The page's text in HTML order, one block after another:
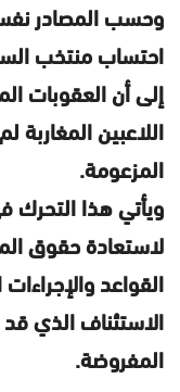
وحسب المصادر
احتساب منتخب
إلى أن العقوبات
اللاعبين المغاربة
المزعومة.
ويأتي هذا التحرك
لاستعادة حقوق
القواعد والإجراءات
الاستئناف الذي قد
المفروضة.